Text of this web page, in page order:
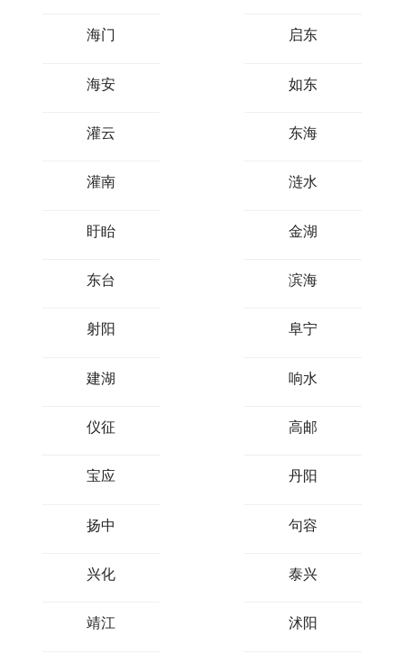
海门 启东
海安 如东
灌云 东海
灌南 涟水
盱眙 金湖
东台 滨海
射阳 阜宁
建湖 响水
仪征 高邮
宝应 丹阳
扬中 句容
兴化 泰兴
靖江 沭阳